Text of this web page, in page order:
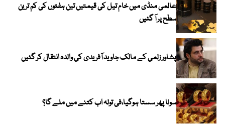
عالمی منڈی میں خام تیل کی قیمتیں تین ہفتوں کی کم ترین
سطح پر آ گئیں
پشاور زلمی کے مالک جاوید آفریدی کی والدہ انتقال کر گئیں
سونا پھر سستا ہوگیا،فی تولہ اب کتنے میں ملے گا؟